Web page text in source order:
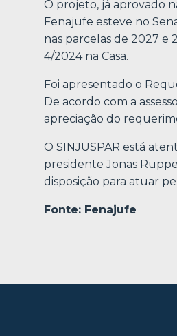
O projeto, já aprovado
Fenajufe esteve no
nas parcelas de 2027 e
4/2024 na Casa.
Foi apresentado o
De acordo com a
apreciação do
O SINJUSPAR está
presidente Jonas
disposição para atuar
Fonte: Fenajufe